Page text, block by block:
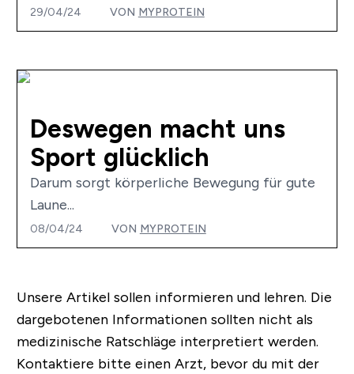
29/04/24 VON MYPROTEIN
Deswegen macht uns
Sport glücklich
Darum sorgt körperliche Bewegung für gute
Laune...
08/04/24 VON MYPROTEIN
Unsere Artikel sollen informieren und lehren. Die
dargebotenen Informationen sollten nicht als
medizinische Ratschläge interpretiert werden.
Kontaktiere bitte einen Arzt, bevor du mit der